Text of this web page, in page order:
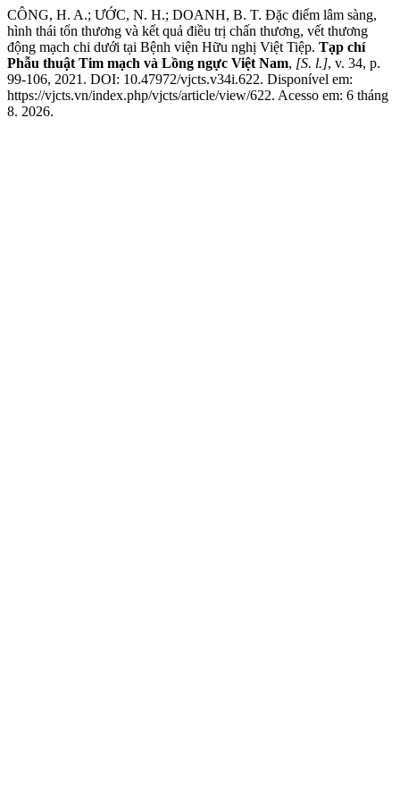
CÔNG, H. A.; ƯỚC, N. H.; DOANH, B. T. Đặc điểm lâm sàng,
hình thái tổn thương và kết quả điều trị chấn thương, vết thương
động mạch chi dưới tại Bệnh viện Hữu nghị Việt Tiệp. Tạp chí
Phẫu thuật Tim mạch và Lồng ngực Việt Nam, [S. l.], v. 34, p.
99-106, 2021. DOI: 10.47972/vjcts.v34i.622. Disponível em:
https://vjcts.vn/index.php/vjcts/article/view/622. Acesso em: 6 tháng
8. 2026.